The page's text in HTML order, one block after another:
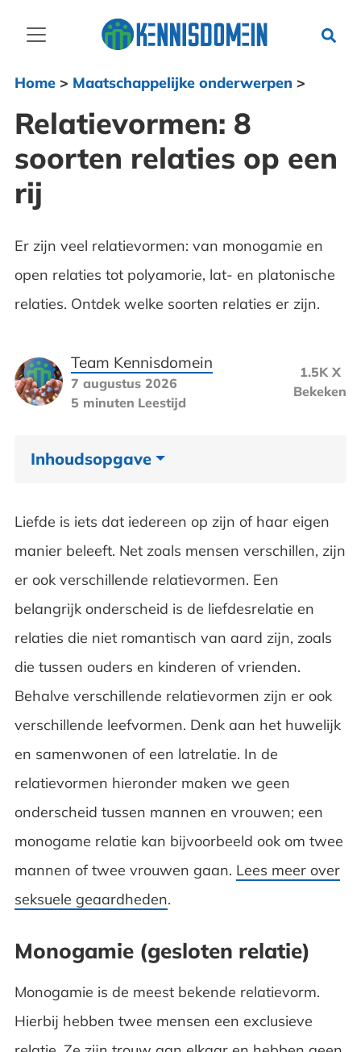
Home> Maatschappelijke onderwerpen >
Relatievormen: 8
soorten relaties op een
rij
Er zijn veel relatievormen: van monogamie en
open relaties tot polyamorie, lat- en platonische
relaties. Ontdek welke soorten relaties er zijn.
Team Kennisdomein
7 augustus 2026
5 minuten Leestijd
1.5K X
Bekeken
Inhoudsopgave
Open relatie
Polygamie
Lat-relatie
Symbiotische relatie
Platonische relatie
Vriendschap
Veelgestelde vragen over relatievormen
Liefde is iets dat iedereen op zijn of haar eigen
manier beleeft. Net zoals mensen verschillen, zijn
er ook verschillende relatievormen. Een
belangrijk onderscheid is de liefdesrelatie en
relaties die niet romantisch van aard zijn, zoals
die tussen ouders en kinderen of vrienden.
Behalve verschillende relatievormen zijn er ook
verschillende leefvormen. Denk aan het huwelijk
en samenwonen of een latrelatie. In de
relatievormen hieronder maken we geen
onderscheid tussen mannen en vrouwen; een
monogame relatie kan bijvoorbeeld ook om twee
mannen of twee vrouwen gaan. Lees meer over
seksuele geaardheden.
Monogamie (gesloten relatie)
Monogamie is de meest bekende relatievorm.
Hierbij hebben twee mensen een exclusieve